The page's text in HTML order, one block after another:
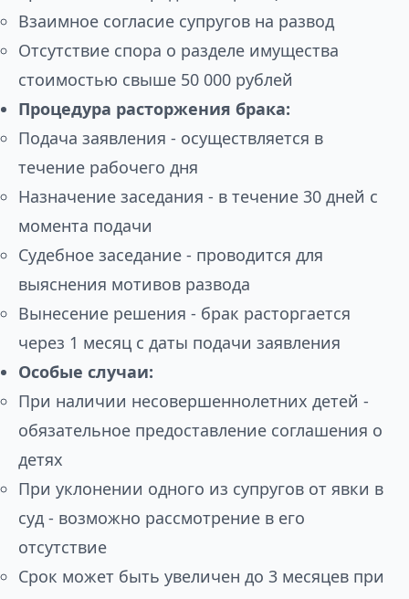
Взаимное согласие супругов на развод
Отсутствие спора о разделе имущества
стоимостью свыше 50 000 рублей
Процедура расторжения брака:
Подача заявления - осуществляется в
течение рабочего дня
Назначение заседания - в течение 30 дней с
момента подачи
Судебное заседание - проводится для
выяснения мотивов развода
Вынесение решения - брак расторгается
через 1 месяц с даты подачи заявления
Особые случаи:
При наличии несовершеннолетних детей -
обязательное предоставление соглашения о
детях
При уклонении одного из супругов от явки в
суд - возможно рассмотрение в его
отсутствие
Срок может быть увеличен до 3 месяцев при